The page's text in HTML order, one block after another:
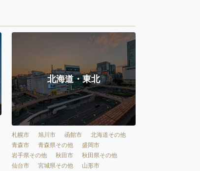
北海道・東北
札幌市 旭川市 函館市
北海道その他
青森市
青森県その他
盛岡市
岩手県その他
秋田市
秋田県その他
仙台市
宮城県その他
山形市